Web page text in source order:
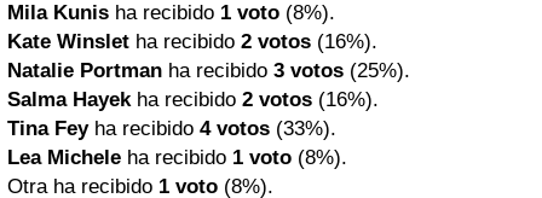
Mila Kunis ha recibido 1 voto (8%).
Kate Winslet ha recibido 2 votos (16%).
Natalie Portman ha recibido 3 votos (25%).
Salma Hayek ha recibido 2 votos (16%).
Tina Feyha recibido 4 votos (33%).
Lea Michele ha recibido 1 voto (8%).
Otra ha recibido 1 voto (8%).